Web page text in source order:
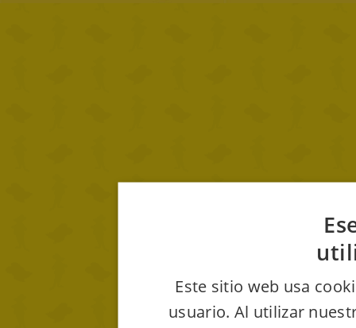
Este sitio web usa
usuario. Al utilizar